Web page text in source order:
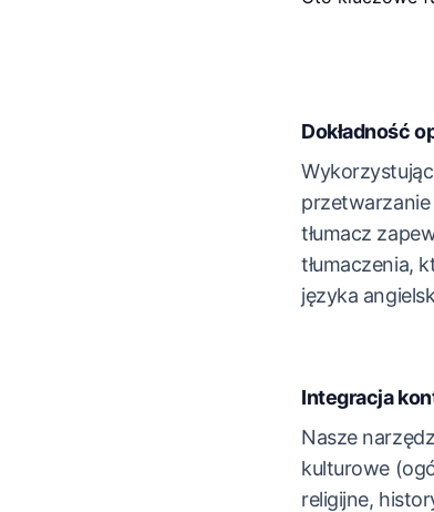
Dokładność
tłumacz
tłumaczenia,
języka
Integracja
Nasze
kulturowe
religijne,